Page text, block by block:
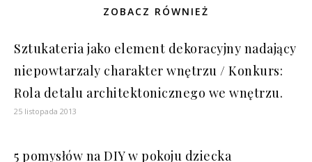
ZOBACZ RÓWNIEŻ
Sztukateria jako element dekoracyjny nadający
niepowtarzaly charakter wnętrzu / Konkurs:
Rola detalu architektonicznego we wnętrzu.
25 listopada 2013
5 pomysłów na DIY w pokoju dziecka